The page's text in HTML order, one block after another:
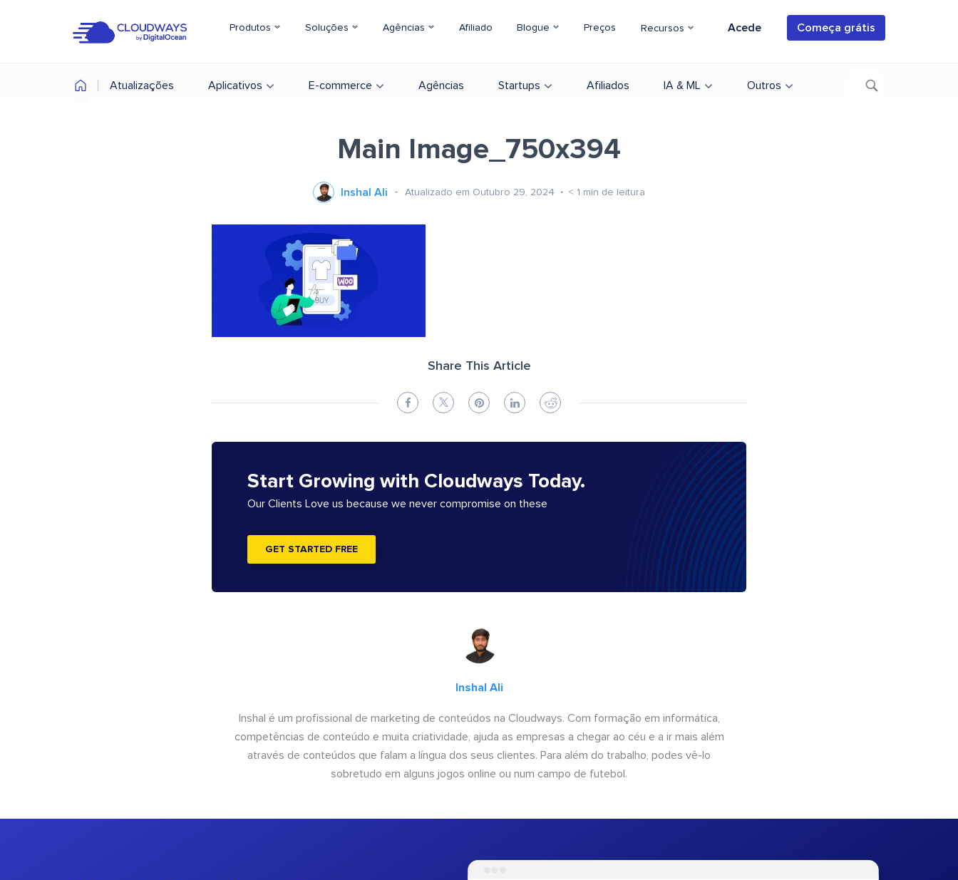
Produtos Soluções Agências Afiliado Blogue Preços Recursos Acede Começa grátis
Atualizações Aplicativos E-commerce Agências Startups Afiliados IA & ML Outros
Main Image_750x394
Inshal Ali Atualizado em Outubro 29, 2024 < 1 min de leitura
Share This Article
Start Growing with Cloudways Today.
Our Clients Love us because we never compromise on these
GET STARTED FREE
Inshal Ali
Inshal é um profissional de marketing de conteúdos na Cloudways. Com formação em informática,
competências de conteúdo e muita criatividade, ajuda as empresas a chegar ao céu e a ir mais além
através de conteúdos que falam a língua dos seus clientes. Para além do trabalho, podes vê-lo
sobretudo em alguns jogos online ou num campo de futebol.